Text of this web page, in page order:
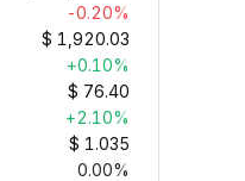
-0.20%
$ 1,920.03
+0.10%
$ 76.40
+2.10%
$ 1.035
0.00%